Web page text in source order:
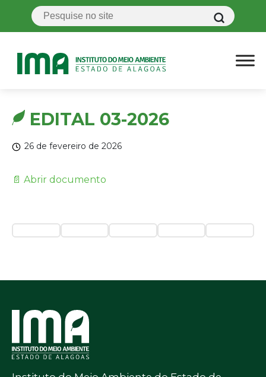
EDITAL 03-2026
26 de fevereiro de 2026
📄 Abrir documento